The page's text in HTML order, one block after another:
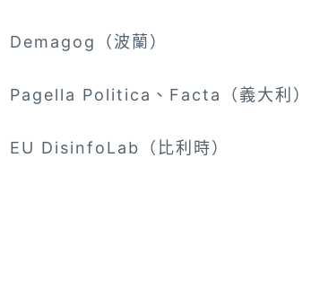
Demagog（波蘭）
Pagella Politica、Facta（義大利）
EU DisinfoLab（比利時）